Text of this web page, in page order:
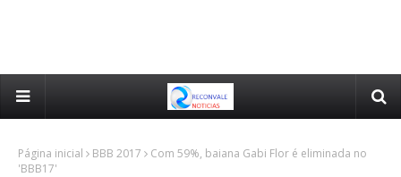
Página inicial BBB 2017
Com 59%, baiana Gabi Flor é eliminada no
'BBB17'